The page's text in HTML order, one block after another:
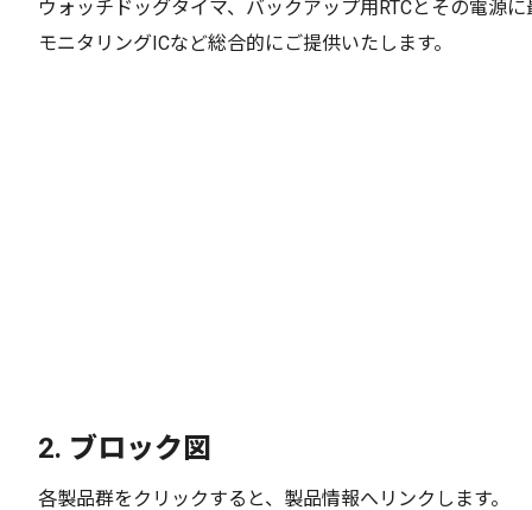
ウォッチドッグタイマ、バックアップ用RTCとその電源
モニタリングICなど総合的にご提供いたします。
2. ブロック図
各製品群をクリックすると、製品情報へリンクします。